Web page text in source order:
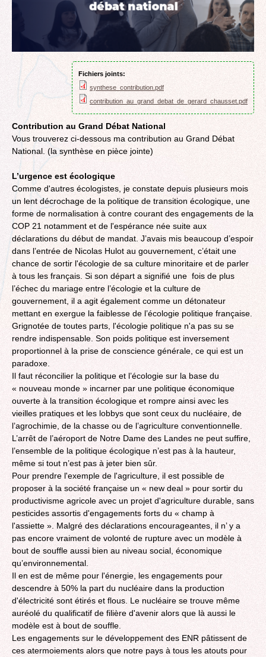
Fichiers joints:
synthese_contribution.pdf
contribution_au_grand_debat_de_gerard_chausset.pdf
Contribution au Grand Débat National
Vous trouverez ci-dessous ma contribution au Grand Débat
National. (la synthèse en pièce jointe)
L’urgence est écologique
Comme d'autres écologistes, je constate depuis plusieurs mois
un lent décrochage de la politique de transition écologique, une
forme de normalisation à contre courant des engagements de la
COP 21 notamment et de l'espérance née suite aux
déclarations du début de mandat. J’avais mis beaucoup d’espoir
dans l’entrée de Nicolas Hulot au gouvernement, c’était une
chance de sortir l'écologie de sa culture minoritaire et de parler
à tous les français. Si son départ a signifié une fois de plus
l’échec du mariage entre l’écologie et la culture de
gouvernement, il a agit également comme un détonateur
mettant en exergue la faiblesse de l’écologie politique française.
Grignotée de toutes parts, l'écologie politique n'a pas su se
rendre indispensable. Son poids politique est inversement
proportionnel à la prise de conscience générale, ce qui est un
paradoxe.
Il faut réconcilier la politique et l’écologie sur la base du
« nouveau monde » incarner par une politique économique
ouverte à la transition écologique et rompre ainsi avec les
vieilles pratiques et les lobbys que sont ceux du nucléaire, de
l’agrochimie, de la chasse ou de l’agriculture conventionnelle.
L’arrêt de l’aéroport de Notre Dame des Landes ne peut suffire,
l’ensemble de la politique écologique n’est pas à la hauteur,
même si tout n’est pas à jeter bien sûr.
Pour prendre l'exemple de l'agriculture, il est possible de
proposer à la société française un « new deal » pour sortir du
productivisme agricole avec un projet d'agriculture durable, sans
pesticides assortis d'engagements forts du « champ à
l'assiette ». Malgré des déclarations encourageantes, il n’ y a
pas encore vraiment de volonté de rupture avec un modèle à
bout de souffle aussi bien au niveau social, économique
qu’environnemental.
Il en est de même pour l'énergie, les engagements pour
descendre à 50% la part du nucléaire dans la production
d'électricité sont étirés et flous. Le nucléaire se trouve même
auréolé du qualificatif de filière d'avenir alors que là aussi le
modèle est à bout de souffle.
Les engagements sur le développement des ENR pâtissent de
ces atermoiements alors que notre pays à tous les atouts pour